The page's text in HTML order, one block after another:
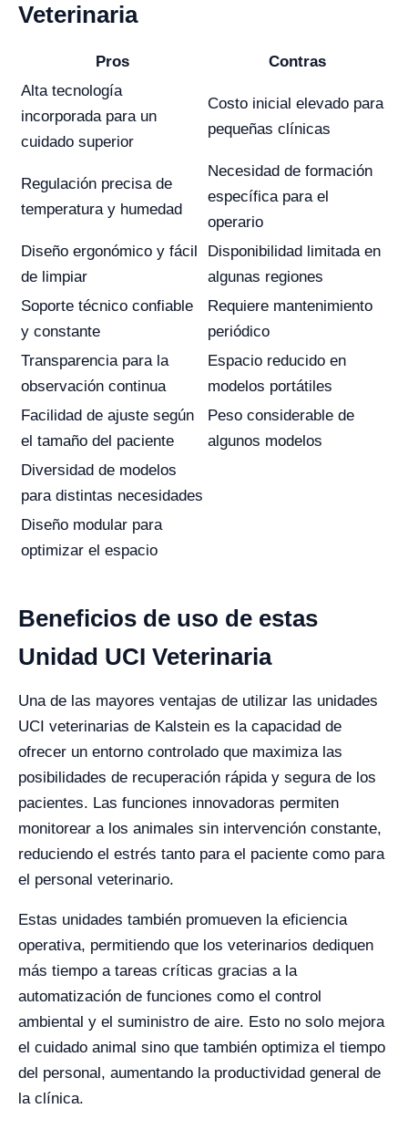
Veterinaria
Pros
Contras
Alta tecnología
incorporada para un
cuidado superior
Costo inicial elevado para
pequeñas clínicas
Regulación precisa de
temperatura y humedad
Necesidad de formación
específica para el
operario
Diseño ergonómico y fácil
de limpiar
Disponibilidad limitada en
algunas regiones
Soporte técnico confiable
y constante
Requiere mantenimiento
periódico
Transparencia para la
observación continua
Espacio reducido en
modelos portátiles
Facilidad de ajuste según
el tamaño del paciente
Peso considerable de
algunos modelos
Diversidad de modelos
para distintas necesidades
Diseño modular para
optimizar el espacio
Beneficios de uso de estas
Unidad UCI Veterinaria
Una de las mayores ventajas de utilizar las unidades
UCI veterinarias de Kalstein es la capacidad de
ofrecer un entorno controlado que maximiza las
posibilidades de recuperación rápida y segura de los
pacientes. Las funciones innovadoras permiten
monitorear a los animales sin intervención constante,
reduciendo el estrés tanto para el paciente como para
el personal veterinario.
Estas unidades también promueven la eficiencia
operativa, permitiendo que los veterinarios dediquen
más tiempo a tareas críticas gracias a la
automatización de funciones como el control
ambiental y el suministro de aire. Esto no solo mejora
el cuidado animal sino que también optimiza el tiempo
del personal, aumentando la productividad general de
la clínica.